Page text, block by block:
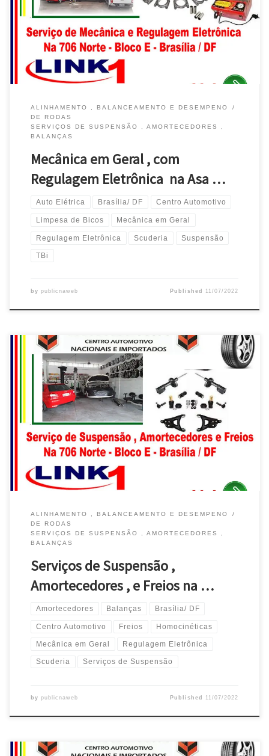
Eletrônica – Brasília / DF VW, Mecânica e Regulagem Eletrônica na
Asa Norte – Brasília / DF Chevrolet , Mecânica e Regulagem
Eletrônica na Asa Norte – Brasília / […]
ALINHAMENTO , BALANCEAMENTO E DESEMPENO
DE RODAS
SERVIÇOS DE SUSPENSÃO , AMORTECEDORES ,
BALANÇAS
Mecânica em Geral , com
Regulagem Eletrônica na Asa …
Auto Elétrica Brasília/ DF Centro Automotivo
Limpesa de Bicos Mecânica em Geral
Regulagem Eletrônica Scuderia Suspensão
TBi
by publicnaweb Published 11/07/2022
Na Scuderia ,Toyota , Suspensão, Balanças e Amortecedores –
Brasília / DF Honda Civic , Suspensão , Amortecedores e Freios –
Brasília / DF Jeep Renegade , Suspensão , Homocinéticas e
Balanças – Brasília / DF Kia , Suspensão , Amortecedores ,
Balanças e Freios – Brasília / DF Jac […]
ALINHAMENTO , BALANCEAMENTO E DESEMPENO
DE RODAS
SERVIÇOS DE SUSPENSÃO , AMORTECEDORES ,
BALANÇAS
Serviços de Suspensão ,
Amortecedores , e Freios na …
Amortecedores Balanças Brasília/ DF
Centro Automotivo Freios Homocinéticas
Mecânica em Geral Regulagem Eletrônica
Scuderia Serviços de Suspensão
by publicnaweb Published 11/07/2022